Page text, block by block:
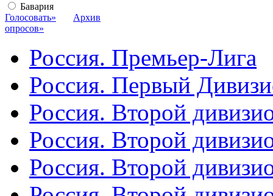
Бавария
Голосовать»
Архив
опросов»
Россия. Премьер-Лига
Россия. Первый
Россия. Второй
Россия. Второй
Россия. Второй